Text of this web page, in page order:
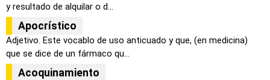
y resultado de alquilar o d...
Apocrístico
Adjetivo. Este vocablo de uso anticuado y que, (en medicina)
que se dice de un fármaco qu...
Acoquinamiento